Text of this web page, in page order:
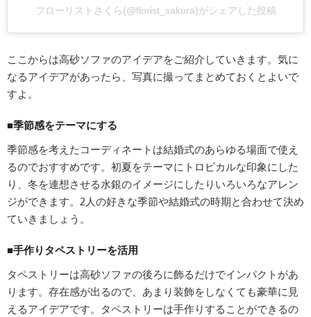
フローリストさくら(@florist_sakura)がシェアした投稿
ここからは高砂ソファのアイデアをご紹介していきます。気に
なるアイデアがあったら、写真に撮ってまとめておくとよいで
すよ。
■季節感をテーマにする
季節感を考えたコーディネートは結婚式のあらゆる場面で使え
るのでおすすめです。初夏をテーマにトロピカルな印象にした
り、冬を連想させる水銀のイメージにしたりいろいろなアレン
ジができます。2人の好きな季節や結婚式の時期と合わせて決め
ていきましょう。
■手作りタペストリーを活用
タペストリーは高砂ソファの後ろに飾るだけでインパクトがあ
ります。存在感が出るので、あまり装飾をしなくても豪華に見
えるアイデアです。タペストリーは手作りすることができるの